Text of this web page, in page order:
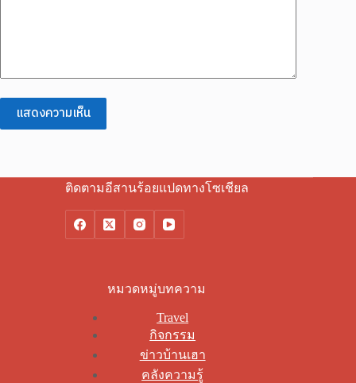
แสดงความเห็น
ติดตามอีสานร้อยแปดทางโซเชียล
หมวดหมู่บทความ
Travel
กิจกรรม
ข่าวบ้านเฮา
คลังความรู้